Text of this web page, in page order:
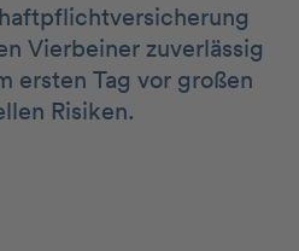
Vierbeiner zuverlässig
ersten Tag vor großen
Risiken.